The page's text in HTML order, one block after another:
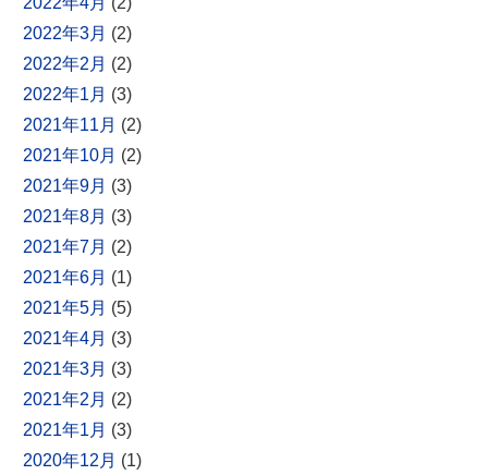
2022年3月 (2)
2022年2月 (2)
2022年1月 (3)
2021年11月 (2)
2021年10月 (2)
2021年9月 (3)
2021年8月 (3)
2021年7月 (2)
2021年6月 (1)
2021年5月 (5)
2021年4月 (3)
2021年3月 (3)
2021年2月 (2)
2021年1月 (3)
2020年12月 (1)